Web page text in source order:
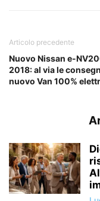
Articolo precedente
Nuovo Nissan e-
2018: al via le
nuovo Van 100%